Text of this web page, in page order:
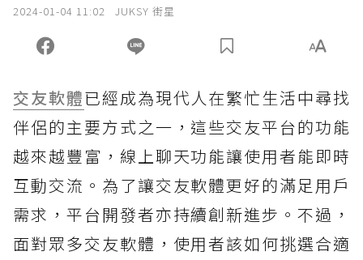
2024-01-04 11:02 JUKSY 街星
交友軟體已經成為現代人在繁忙生活中尋找
伴侶的主要方式之一，這些交友平台的功能
越來越豐富，線上聊天功能讓使用者能即時
互動交流。為了讓交友軟體更好的滿足用戶
需求，平台開發者亦持續創新進步。不過，
面對眾多交友軟體，使用者該如何挑選合適